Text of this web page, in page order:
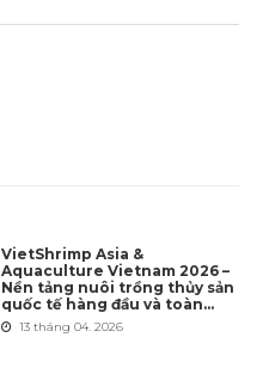
VietShrimp Asia &
Aquaculture Vietnam 2026 –
Nền tảng nuôi trồng thủy sản
quốc tế hàng đầu và toàn
diện nhất tại Việt Nam
13 tháng 04. 2026